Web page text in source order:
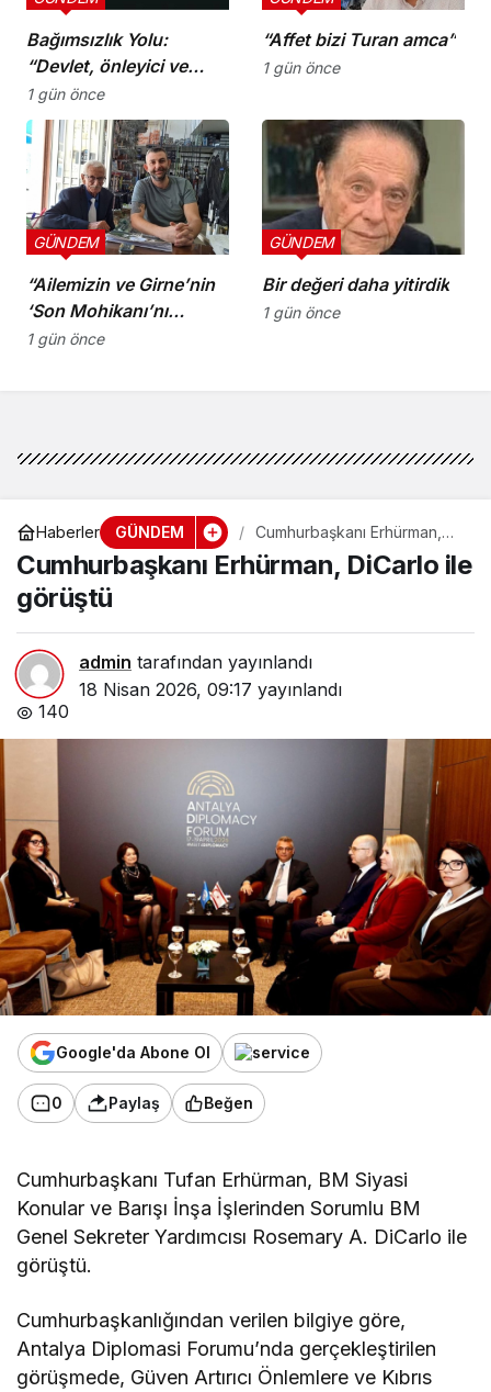
Bağımsızlık Yolu:
“Devlet, önleyici ve
koruyucu
sorumluluklarını yerine
getirmeli”
1 gün önce
“Affet bizi Turan amca”
1 gün önce
“Ailemizin ve Girne’nin
‘Son Mohikanı’nı
kaybettik”
GÜNDEM
1 gün önce
Bir değeri daha yitirdik
GÜNDEM
1 gün önce
Haberler GÜNDEM
Cumhurbaşkanı Erhürman,
DiCarlo ile görüştü
Cumhurbaşkanı Erhürman, DiCarlo ile
görüştü
admin tarafından yayınlandı
18 Nisan 2026, 09:17 yayınlandı
140
Google'da Abone Ol
0 Paylaş Beğen
Cumhurbaşkanı Tufan Erhürman, BM Siyasi
Konular ve Barışı İnşa İşlerinden Sorumlu BM
Genel Sekreter Yardımcısı Rosemary A. DiCarlo ile
görüştü.
Cumhurbaşkanlığından verilen bilgiye göre,
Antalya Diplomasi Forumu’nda gerçekleştirilen
görüşmede, Güven Artırıcı Önlemlere ve Kıbrıs